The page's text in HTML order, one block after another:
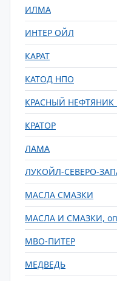
ИЛМА
ИНТЕР ОЙЛ
КАРАТ
КАТОД НПО
КРАСНЫЙ НЕФТЯНИК
КРАТОР
ЛАМА
ЛУКОЙЛ-СЕВЕРО-
МАСЛА СМАЗКИ
МАСЛА И СМАЗКИ,
МВО-ПИТЕР
МЕДВЕДЬ